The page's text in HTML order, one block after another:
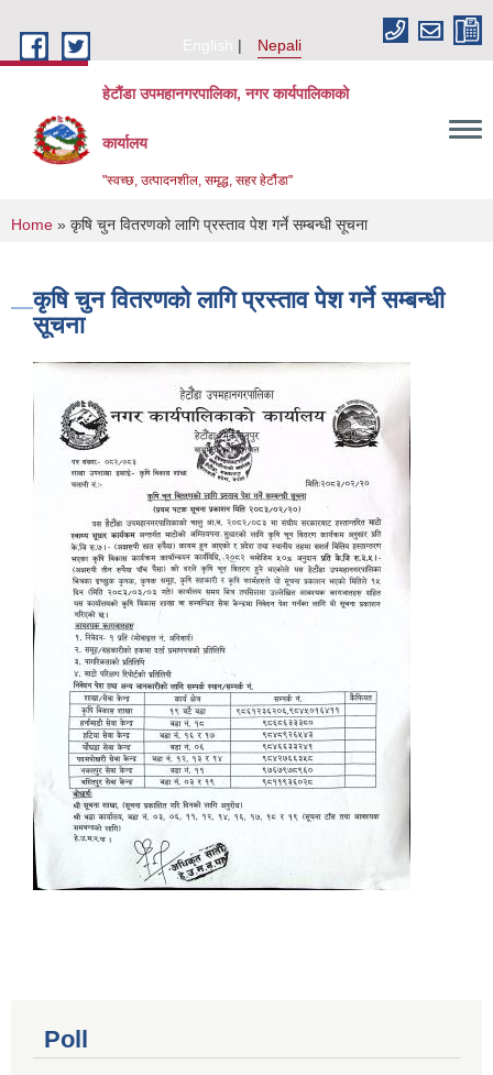
English
Nepali
हेटौंडा उपमहानगरपालिका, नगर कार्यपालिकाको
कार्यालय
"स्वच्छ, उत्पादनशील, समृद्ध, सहर हेटौंडा"
You are here
Home » कृषि चुन वितरणको लागि प्रस्ताव पेश गर्ने सम्बन्धी सूचना
कृषि चुन वितरणको लागि प्रस्ताव पेश गर्ने सम्बन्धी
सूचना
Poll